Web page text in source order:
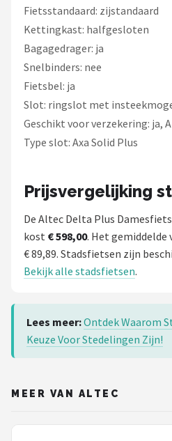
Fietsstandaard: zijstandaard
Kettingkast: halfgesloten
Bagagedrager: ja
Snelbinders: nee
Fietsbel: ja
Slot: ringslot met
Geschikt voor verzekering: ja,
Type slot: Axa Solid Plus
Prijsvergelijking
De Altec Delta Plus
kost € 598,00. Het
€ 89,89. Stadsfietsen zijn
Bekijk alle stadsfietsen.
Lees meer:Ontdek Waarom
Keuze Voor Stedelingen Zijn!
MEER VAN ALTEC